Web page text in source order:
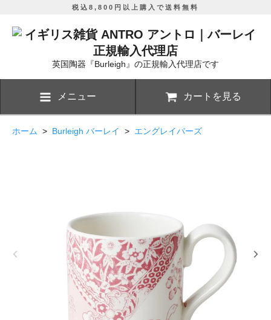
税込8,800円以上購入で送料無料
英国陶器『Burleigh』の正規輸入代理店です
メニュー カートを見る
ホーム > Burleigh バーレイ > エングレイバーズ